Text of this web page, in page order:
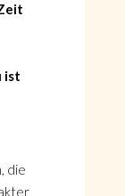
ist
die